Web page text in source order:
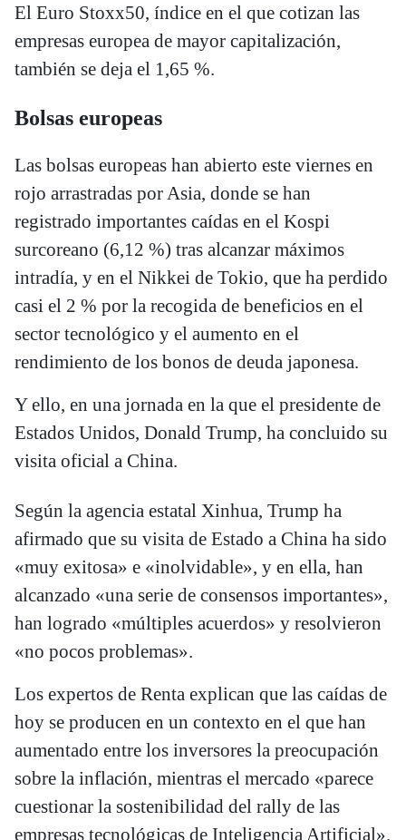
El Euro Stoxx50, índice en el que cotizan las
empresas europea de mayor capitalización,
también se deja el 1,65 %.
Bolsas europeas
Las bolsas europeas han abierto este viernes en
rojo arrastradas por Asia, donde se han
registrado importantes caídas en el Kospi
surcoreano (6,12 %) tras alcanzar máximos
intradía, y en el Nikkei de Tokio, que ha perdido
casi el 2 % por la recogida de beneficios en el
sector tecnológico y el aumento en el
rendimiento de los bonos de deuda japonesa.
Y ello, en una jornada en la que el presidente de
Estados Unidos, Donald Trump, ha concluido su
visita oficial a China.
Según la agencia estatal Xinhua, Trump ha
afirmado que su visita de Estado a China ha sido
«muy exitosa» e «inolvidable», y en ella, han
alcanzado «una serie de consensos importantes»,
han logrado «múltiples acuerdos» y resolvieron
«no pocos problemas».
Los expertos de Renta explican que las caídas de
hoy se producen en un contexto en el que han
aumentado entre los inversores la preocupación
sobre la inflación, mientras el mercado «parece
cuestionar la sostenibilidad del rally de las
empresas tecnológicas de Inteligencia Artificial».